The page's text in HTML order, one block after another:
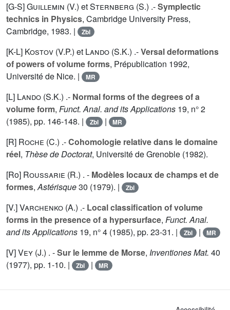
[G-S]Guillemin (V.) etSternberg (S.) .-Symplectic
technics in Physics, Cambridge University Press,
Cambridge, 1983. |
Zbl
[K-L] Kostov (V.P.) et Lando (S.K.) .-Versal deformations
of powers of volume forms, Prépublication 1992,
Université de Nice. |
MR
[L] Lando (S.K.) .- Normal forms of the degrees of a
volume form, Funct. Anal. and its Applications 19, n° 2
(1985), pp. 146-148. |
Zbl | MR
[R] Roche (C.) .-Cohomologie relative dans le domaine
réel, Thèse de Doctorat, Université de Grenoble (1982).
[Ro] Roussarie (R.) . - Modèles locaux de champs et de
formes,Astérisque30 (1979). | Zbl
[V.]Varchenko (A.) .- Local classification of volume
forms in the presence of a hypersurface, Funct. Anal.
and its Applications 19, n° 4 (1985), pp. 23-31. | Zbl | MR
[V]Vey (J.) . -Sur le lemme de Morse, Inventiones Mat. 40
(1977), pp. 1-10. |
Zbl | MR